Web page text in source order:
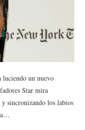
luciendo un nuevo
Star mira
y sincronizando los labios